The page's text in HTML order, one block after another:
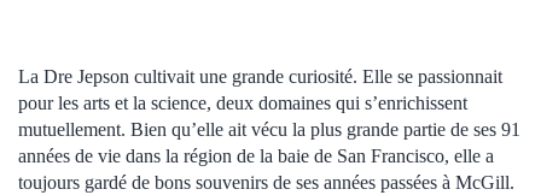
La Dre Jepson cultivait une grande curiosité. Elle se passionnait
pour les arts et la science, deux domaines qui s’enrichissent
mutuellement. Bien qu’elle ait vécu la plus grande partie de ses 91
années de vie dans la région de la baie de San Francisco, elle a
toujours gardé de bons souvenirs de ses années passées à McGill.